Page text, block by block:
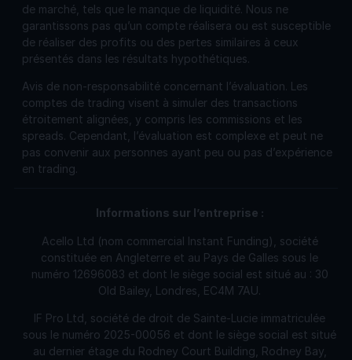
de marché, tels que le manque de liquidité. Nous ne
garantissons pas qu’un compte réalisera ou est susceptible
de réaliser des profits ou des pertes similaires à ceux
présentés dans les résultats hypothétiques.
Avis de non-responsabilité concernant l’évaluation. Les
comptes de trading visent à simuler des transactions
étroitement alignées, y compris les commissions et les
spreads. Cependant, l’évaluation est complexe et peut ne
pas convenir aux personnes ayant peu ou pas d’expérience
en trading.
Informations sur l’entreprise :
Acello Ltd (nom commercial Instant Funding), société
constituée en Angleterre et au Pays de Galles sous le
numéro 12696083 et dont le siège social est situé au : 30
Old Bailey, Londres, EC4M 7AU.
IF Pro Ltd, société de droit de Sainte-Lucie immatriculée
sous le numéro 2025-00056 et dont le siège social est situé
au dernier étage du Rodney Court Building, Rodney Bay,